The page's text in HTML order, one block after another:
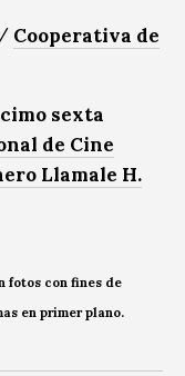
/ Cooperativa de
sexta
de Cine
Llamale H.
fotos con fines de
en primer plano.